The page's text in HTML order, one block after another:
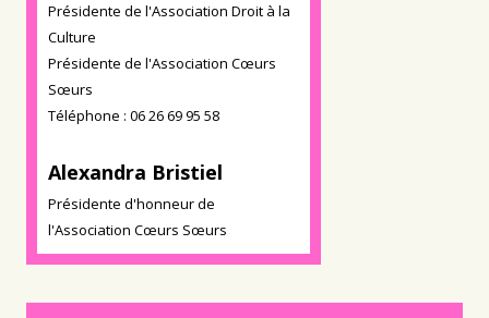
Présidente de l'Association Droit à la
Culture
Présidente de l'Association Cœurs
Sœurs
Téléphone : 06 26 69 95 58
Alexandra Bristiel
Présidente d'honneur de
l'Association Cœurs Sœurs